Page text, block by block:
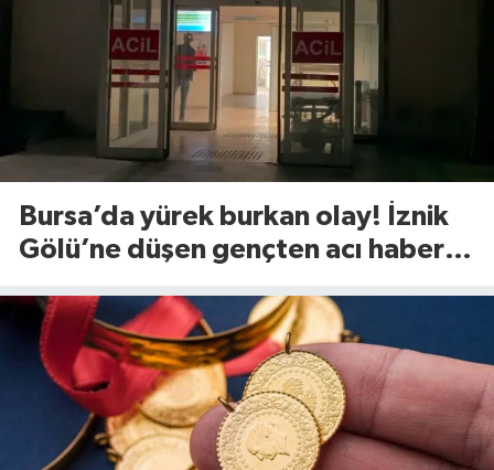
Bursa’da yürek burkan olay! İznik
Gölü’ne düşen gençten acı haber